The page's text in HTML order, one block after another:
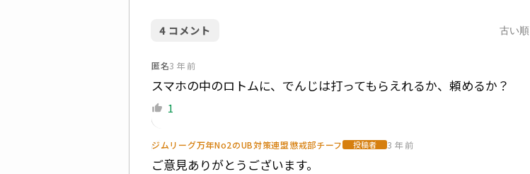
4 コメント 古い順
匿名3 年 前
スマホの中のロトムに、でんじは打ってもらえれるか、頼めるか？
1
ジムリーグ万年No2のUB対策連盟懲戒部チーフ 投稿者 3 年 前
ご意見ありがとうございます。